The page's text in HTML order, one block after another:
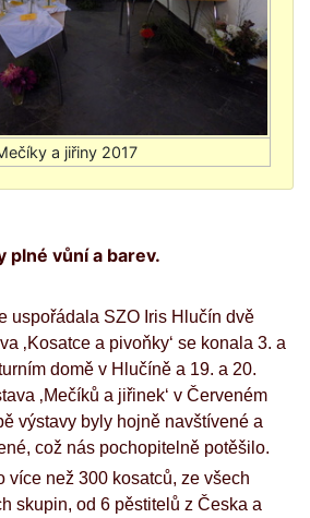
plné vůní a barev.
SZO Iris Hlučín dvě
‚Kosatce a pivoňky‘ se konala 3. a
domě v Hlučíně a 19. a 20.
‚Mečíků a jiřinek‘ v Červeném
výstavy byly hojně navštívené a
což nás pochopitelně potěšilo.
než 300 kosatců, ze všech
skupin, od 6 pěstitelů z Česka a